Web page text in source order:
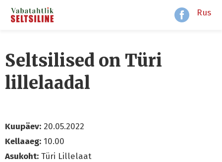
Rus
Seltsilised on Türi
lillelaadal
Kuupäev: 20.05.2022
Kellaaeg: 10.00
Asukoht: Türi Lillelaat